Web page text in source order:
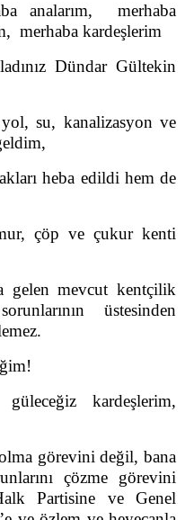
analarım, merhaba
merhaba kardeşlerim
Dündar Gültekin
su, kanalizasyon ve
heba edildi hem de
çöp ve çukur kenti
gelen mevcut kentçilik
üstesinden
kardeşlerim,
görevini değil, bana
çözme görevini
Partisine ve Genel